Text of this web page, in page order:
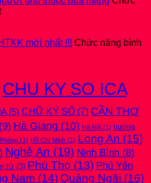
mới
thay
qua
công
ty
ở
đăng
thuộc
qua
mạng
mới nhất !!! Chức năng bình
CHU KY SO ICA
(5) CHỮ KÝ SỐ (7) CẦN THƠ
(9) Hà Giang (10) Hà Nội (1) hướng
(1) Hồ Chí Minh (1) Long An (15)
Nghệ An (19) Ninh Bình (8)
tử (3) Phú Thọ (13) Phú Yên
Nam (14) Quảng Ngãi (16)